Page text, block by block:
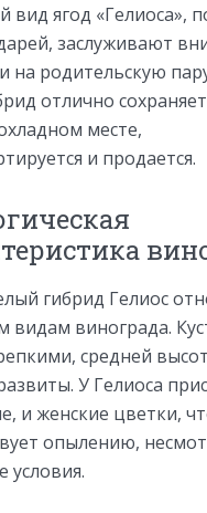
вид ягод «Гелиоса»,
заслуживают
на родительскую
отлично
месте,
и продается.
гибрид Гелиос
видам винограда.
средней
У Гелиоса
и женские цветки,
опылению,
условия.